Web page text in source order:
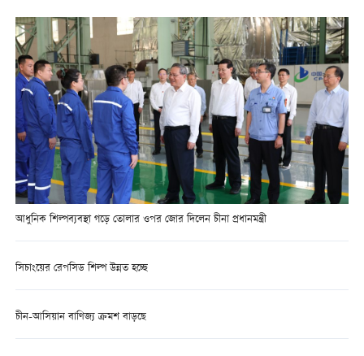
আধুনিক শিল্পব্যবস্থা গড়ে তোলার ওপর জোর দিলেন চীনা প্রধানমন্ত্রী
সিচাংয়ের রেপসিড শিল্প উন্নত হচ্ছে
চীন-আসিয়ান বাণিজ্য ক্রমশ বাড়ছে